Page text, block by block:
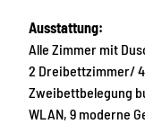
Ausstattung:
Alle Zimmer mit
2 Dreibettzimmer/
Zweibettbelegung
WLAN, 9 moderne